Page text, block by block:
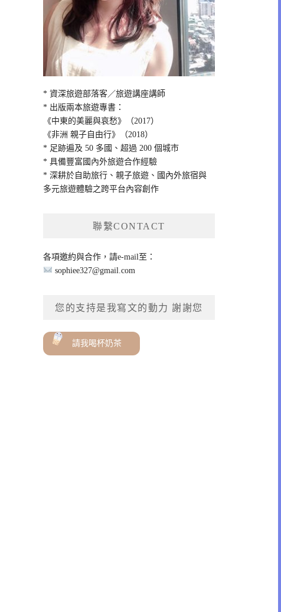
* 資深旅遊部落客／旅遊講座講師
* 出版兩本旅遊專書：
《中東的美麗與哀愁》（2017）
《非洲 親子自由行》（2018）
* 足跡遍及 50 多國、超過 200 個城市
* 具備豐富國內外旅遊合作經驗
* 深耕於自助旅行、親子旅遊、國內外旅宿與
多元旅遊體驗之跨平台內容創作
聯繫CONTACT
各項邀約與合作，請e-mail至：
sophiee327@gmail.com
您的支持是我寫文的動力 謝謝您
請我喝杯奶茶